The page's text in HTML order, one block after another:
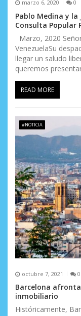
marzo 6, 2020 0
Pablo Medina y
Consulta Popular
Marzo, 2020
VenezuelaSu
llegar un saludo
queremos
READ MORE
#NOTICIA
octubre 7, 2021 0
Barcelona
inmobiliario
Históricamente,